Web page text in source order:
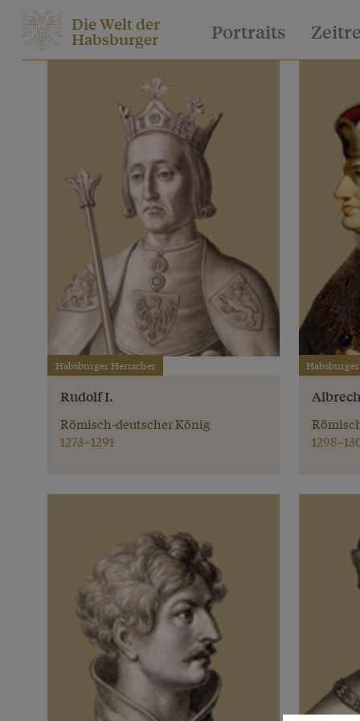
Die Welt der
Habsburger Portraits
Habsburger Herrscher
Rudolf I.
Römisch-deutscher König
1273–1291